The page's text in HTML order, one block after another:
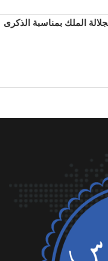
الملك بمناسبة الذكرى